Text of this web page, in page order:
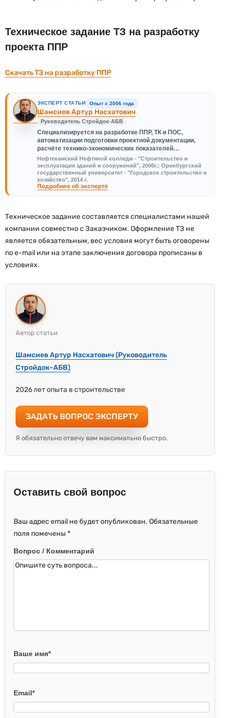
Техническое задание ТЗ на разработку
проекта ППР
Скачать ТЗ на разработку ППР
ЭКСПЕРТ СТАТЬИ Опыт с 2006 года
Шамсиев Артур Насхатович
Руководитель Стройдок-АБВ
Специализируется на разработке ППР, ТК и ПОС,
автоматизации подготовки проектной документации,
расчёте технико-экономических показателей…
Нефтекамский Нефтяной колледж - "Строительство и
эксплуатация зданий и сооружений", 2006г.; Оренбургский
государственный университет - "Городское строительство и
хозяйство", 2014 г.
Подробнее об эксперте
Техническое задание составляется специалистами нашей
компании совместно с Заказчиком. Оформление ТЗ не
является обязательным, вес условия могут быть оговорены
по e-mail или на этапе заключения договора прописаны в
условиях.
Автор статьи
Шамсиев Артур Насхатович (Руководитель
Стройдок-АБВ)
2026 лет опыта в строительстве
ЗАДАТЬ ВОПРОС ЭКСПЕРТУ
Я обязательно отвечу вам максимально быстро.
Оставить свой вопрос
Ваш адрес email не будет опубликован. Обязательные
поля помечены *
Вопрос / Комментарий
Ваше имя*
Email*